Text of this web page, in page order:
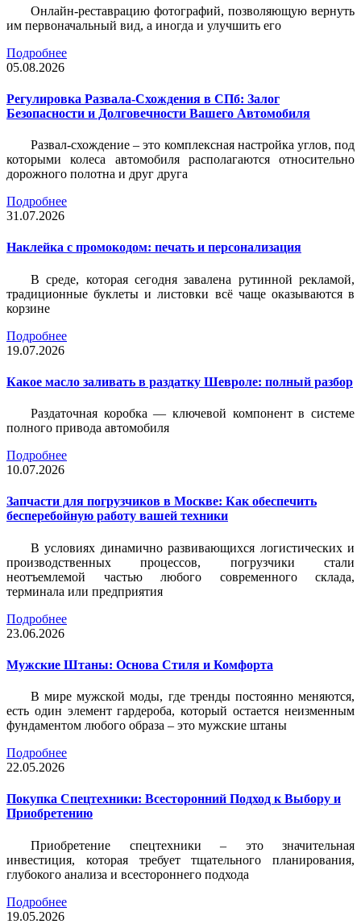
Онлайн-реставрацию фотографий, позволяющую вернуть
им первоначальный вид, а иногда и улучшить его
Подробнее
05.08.2026
Регулировка Развала-Схождения в СПб: Залог
Безопасности и Долговечности Вашего Автомобиля
Развал-схождение – это комплексная настройка углов, под
которыми колеса автомобиля располагаются относительно
дорожного полотна и друг друга
Подробнее
31.07.2026
Наклейка c промокодом: печать и персонализация
В среде, которая сегодня завалена рутинной рекламой,
традиционные буклеты и листовки всё чаще оказываются в
корзине
Подробнее
19.07.2026
Какое масло заливать в раздатку Шевроле: полный разбор
Раздаточная коробка — ключевой компонент в системе
полного привода автомобиля
Подробнее
10.07.2026
Запчасти для погрузчиков в Москве: Как обеспечить
бесперебойную работу вашей техники
В условиях динамично развивающихся логистических и
производственных процессов, погрузчики стали
неотъемлемой частью любого современного склада,
терминала или предприятия
Подробнее
23.06.2026
Мужские Штаны: Основа Стиля и Комфорта
В мире мужской моды, где тренды постоянно меняются,
есть один элемент гардероба, который остается неизменным
фундаментом любого образа – это мужские штаны
Подробнее
22.05.2026
Покупка Спецтехники: Всесторонний Подход к Выбору и
Приобретению
Приобретение спецтехники – это значительная
инвестиция, которая требует тщательного планирования,
глубокого анализа и всестороннего подхода
Подробнее
19.05.2026